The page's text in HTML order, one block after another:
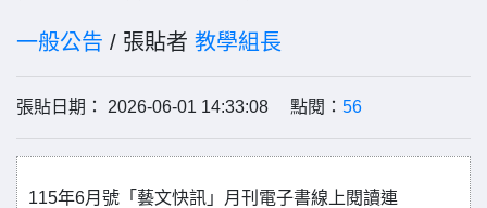
一般公告 / 張貼者 教學組長
張貼日期： 2026-06-01 14:33:08 點閱： 56
115年6月號「藝文快訊」月刊電子書線上閱讀連